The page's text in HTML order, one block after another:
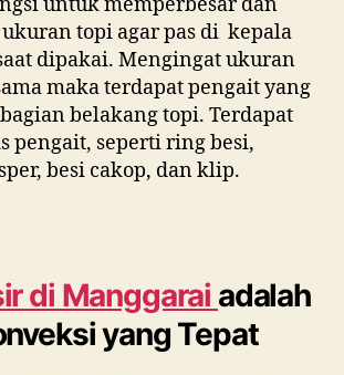
topi agar pas di kepala
dipakai. Mengingat ukuran
maka terdapat pengait yang
belakang topi. Terdapat
pengait, seperti ring besi,
besi cakop, dan klip.
di Manggarai adalah
yang Tepat